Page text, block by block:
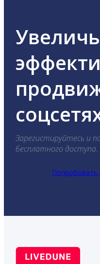
Зарегистируйтесь и
бесплатного доступа.
Попробовать